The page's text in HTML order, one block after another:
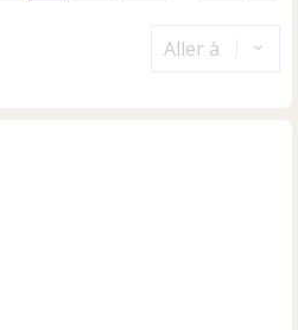
Aller à